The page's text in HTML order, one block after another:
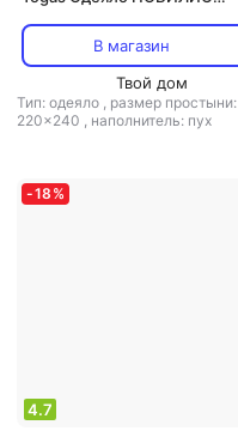
гусиный пух в мако-батисте
20.04.13.0049
В магазин
Твой дом
Тип: одеяло , размер простыни:
220x240 , наполнитель: пух
-18 %
4.7